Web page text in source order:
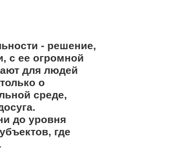
- решение,
с ее огромной
для людей
о
среде,
до уровня
где